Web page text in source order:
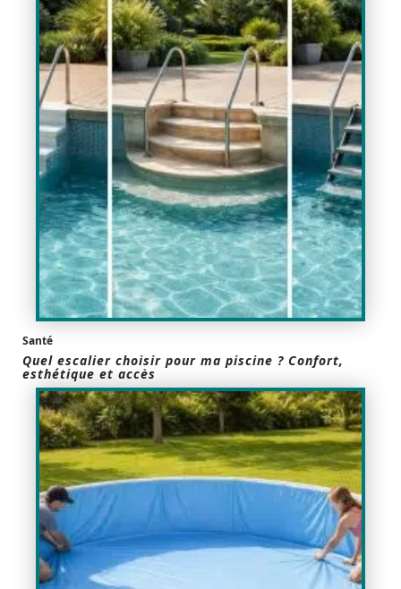
Santé
Quel escalier choisir pour ma piscine ? Confort,
esthétique et accès